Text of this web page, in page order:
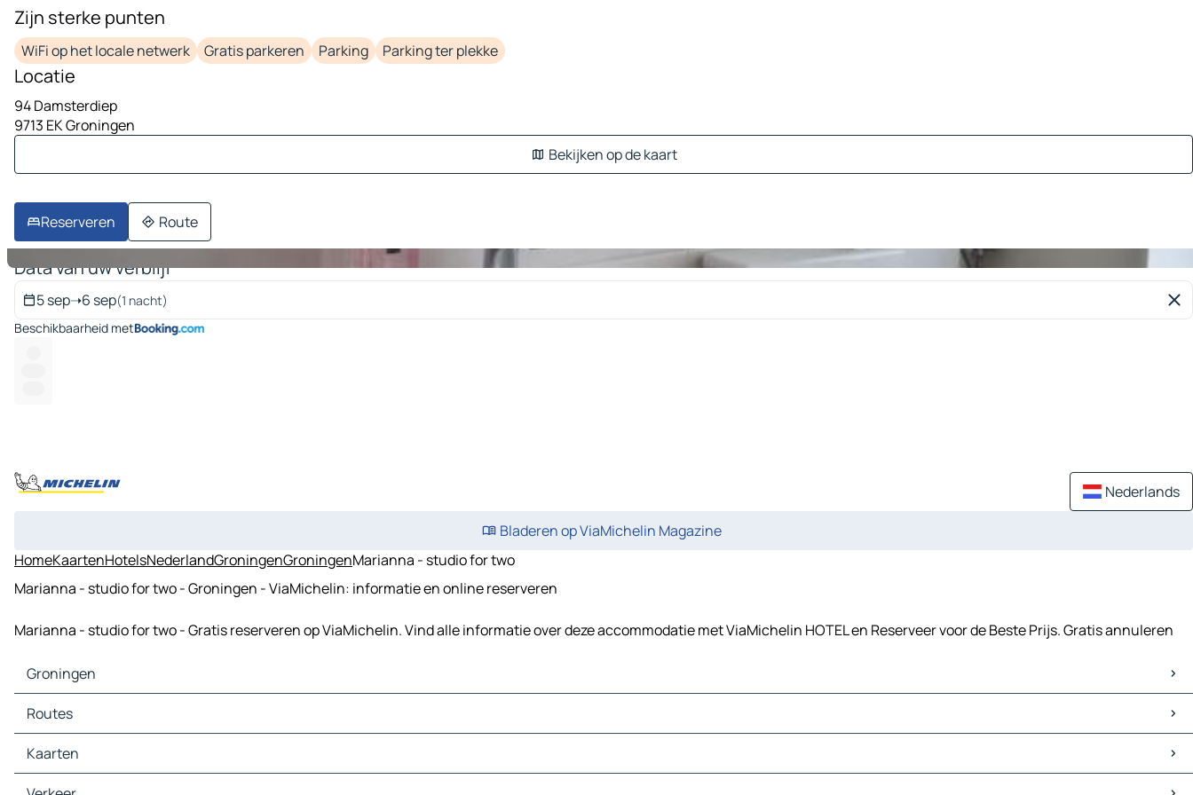
1 afbeelding op 9
Zijn sterke punten
WiFi op het locale netwerk Gratis parkeren Parking Parking ter plekke
Locatie
94 Damsterdiep
9713 EK Groningen
Bekijken op de kaart
Reserveren Route
Data van uw verblijf
5 sep➝6 sep(1 nacht)
Beschikbaarheid met
Nederlands
Bladeren op ViaMichelin Magazine
HomeKaartenHotelsNederlandGroningenGroningenMarianna - studio for two
Marianna - studio for two - Groningen - ViaMichelin: informatie en online reserveren
Marianna - studio for two - Gratis reserveren op ViaMichelin. Vind alle informatie over deze accommodatie met ViaMichelin HOTEL en Reserveer voor de Beste Prijs. Gratis annuleren
Groningen
Groningen Kaarten
Groningen Verkeer
Groningen Hotels
Groningen Restaurants
Routes
Routes Groningen - Assen
Routes Groningen - Emden
Routes Groningen - Leek
Kaarten
Kaarten Assen